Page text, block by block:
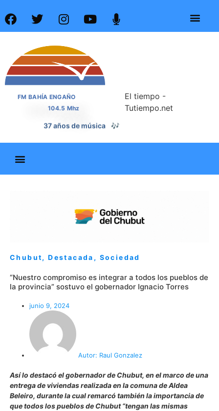
FM BAHÍA ENGAÑO
104.5 Mhz
37 años de noticias 📰
El tiempo -
Tutiempo.net
Chubut,Destacada , Sociedad
“Nuestro compromiso es integrar a todos los pueblos de
la provincia” sostuvo el gobernador Ignacio Torres
junio 9, 2024
Autor: Raul Gonzalez
Así lo destacó el gobernador de Chubut, en el marco de una
entrega de viviendas realizada en la comuna de Aldea
Beleiro, durante la cual remarcó también la importancia de
que todos los pueblos de Chubut “tengan las mismas